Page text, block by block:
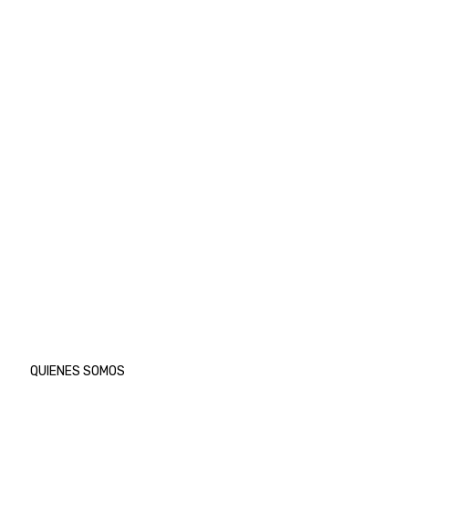
QUIENES SOMOS